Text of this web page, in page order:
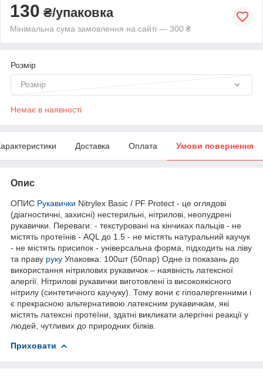
130 ₴/упаковка
Мінімальна сума замовлення на сайті — 300 ₴
Розмір
Розмір
Немає в наявності
Доставка Оплата Умови повернення
Опис
ОПИС Рукавички Nitrylex Basic / PF Protect - це оглядові
(діагностичні, захисні) нестерильні, нітрилові, неопудрені
рукавички. Переваги: - текстуровані на кінчиках пальців - не
містять протеїнів - AQL до 1.5 - не містять натуральний каучук
- не містять присипок - універсальна форма, підходить на ліву
та праву руку Упаковка: 100шт (50пар) Одне із показань до
використання нітрилових рукавичок – наявність латексної
алергії. Нітрилові рукавички виготовлені із високоякісного
нітрилу (синтетичного каучуку). Тому вони є гіпоалергенними і
є прекрасною альтернативою латексним рукавичкам, які
містять латексні протеїни, здатні викликати алергічні реакції у
людей, чутливих до природних білків.
Приховати